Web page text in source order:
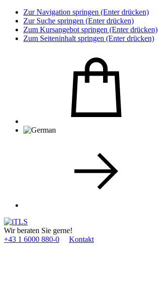
Zur Navigation springen (Enter drücken)
Zur Suche springen (Enter drücken)
Zum Kursangebot springen (Enter drücken)
Zum Seiteninhalt springen (Enter drücken)
Wir beraten Sie gerne!
+43 1 6000 880­-0
Kontakt